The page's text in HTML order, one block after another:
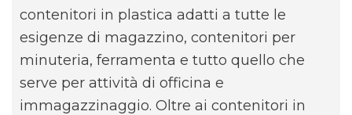
contenitori in plastica adatti a tutte le
esigenze di magazzino, contenitori per
minuteria, ferramenta e tutto quello che
serve per attività di officina e
immagazzinaggio. Oltre ai contenitori in